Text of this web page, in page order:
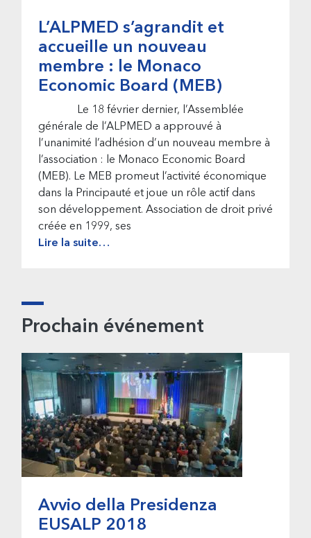
L’ALPMED s’agrandit et
accueille un nouveau
membre : le Monaco
Economic Board (MEB)
Le 18 février dernier, l’Assemblée
générale de l’ALPMED a approuvé à
l’unanimité l’adhésion d’un nouveau membre à
l’association : le Monaco Economic Board
(MEB). Le MEB promeut l’activité économique
dans la Principauté et joue un rôle actif dans
son développement. Association de droit privé
créée en 1999, ses
Lire la suite…
Prochain événement
Avvio della Presidenza
EUSALP 2018